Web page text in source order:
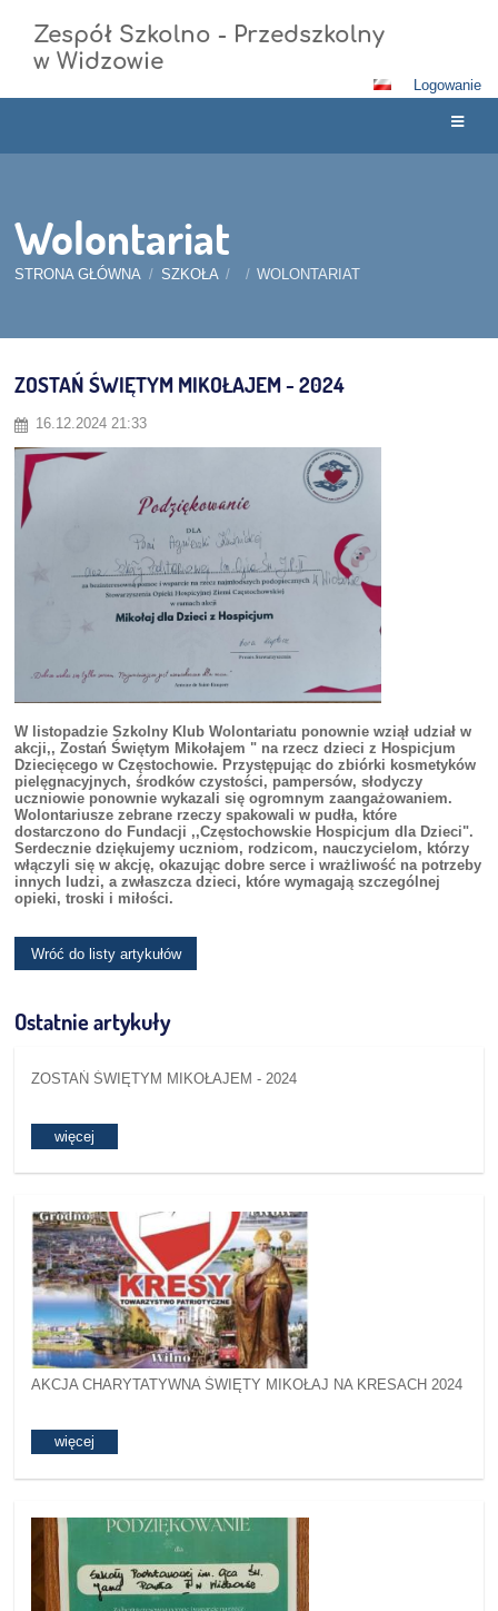
Zespół Szkolno - Przedszkolny
w Widzowie
Logowanie
Wolontariat
STRONA GŁÓWNA / SZKOŁA / / WOLONTARIAT
Wolontariat
ZOSTAŃ ŚWIĘTYM MIKOŁAJEM - 2024
16.12.2024 21:33
W listopadzie Szkolny Klub Wolontariatu ponownie wziął udział w
akcji,, Zostań Świętym Mikołajem " na rzecz dzieci z Hospicjum
Dziecięcego w Częstochowie. Przystępując do zbiórki kosmetyków
pielęgnacyjnych, środków czystości, pampersów, słodyczy
uczniowie ponownie wykazali się ogromnym zaangażowaniem.
Wolontariusze zebrane rzeczy spakowali w pudła, które
dostarczono do Fundacji ,,Częstochowskie Hospicjum dla Dzieci".
Serdecznie dziękujemy uczniom, rodzicom, nauczycielom, którzy
włączyli się w akcję, okazując dobre serce i wrażliwość na potrzeby
innych ludzi, a zwłaszcza dzieci, które wymagają szczególnej
opieki, troski i miłości.
Wróć do listy artykułów
Ostatnie artykuły
ZOSTAŃ ŚWIĘTYM MIKOŁAJEM - 2024
więcej
AKCJA CHARYTATYWNA ŚWIĘTY MIKOŁAJ NA KRESACH 2024
więcej